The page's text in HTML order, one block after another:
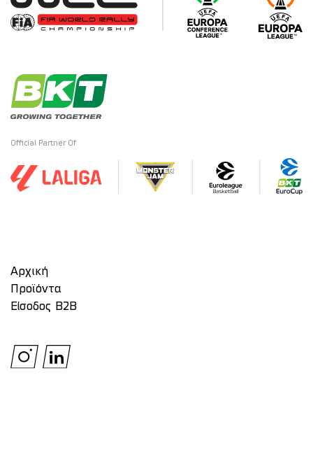
Official Partner Of
Αρχική
Προϊόντα
Είσοδος Β2Β